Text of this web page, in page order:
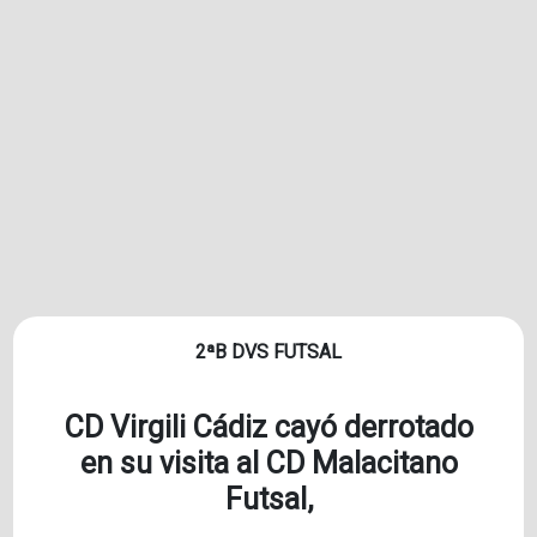
2ªB DVS FUTSAL
CD Virgili Cádiz cayó derrotado
en su visita al CD Malacitano
Futsal,